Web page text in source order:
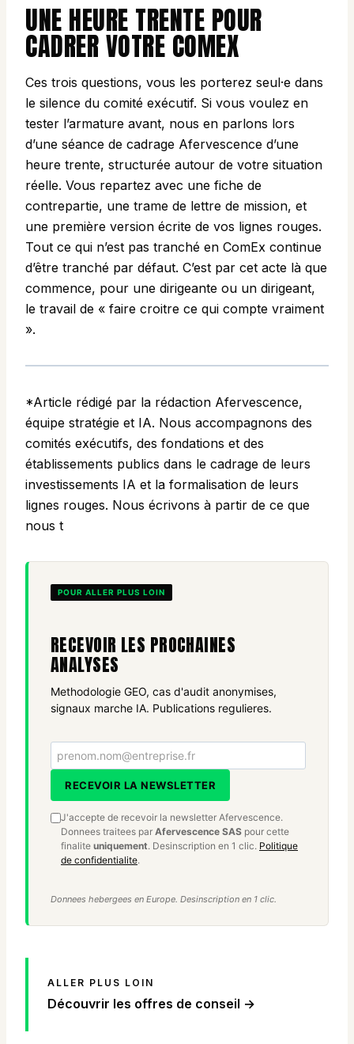
UNE HEURE TRENTE POUR
CADRER VOTRE COMEX
Ces trois questions, vous les porterez seul·e dans
le silence du comité exécutif. Si vous voulez en
tester l’armature avant, nous en parlons lors
d’une séance de cadrage Afervescence d’une
heure trente, structurée autour de votre situation
réelle. Vous repartez avec une fiche de
contrepartie, une trame de lettre de mission, et
une première version écrite de vos lignes rouges.
Tout ce qui n’est pas tranché en ComEx continue
d’être tranché par défaut. C’est par cet acte là que
commence, pour une dirigeante ou un dirigeant,
le travail de « faire croitre ce qui compte vraiment
».
*Article rédigé par la rédaction Afervescence,
équipe stratégie et IA. Nous accompagnons des
comités exécutifs, des fondations et des
établissements publics dans le cadrage de leurs
investissements IA et la formalisation de leurs
lignes rouges. Nous écrivons à partir de ce que
nous t
POUR ALLER PLUS LOIN
RECEVOIR LES PROCHAINES
ANALYSES
Methodologie GEO, cas d'audit anonymises,
signaux marche IA. Publications regulieres.
Votre email
RECEVOIR LA NEWSLETTER
J'accepte de recevoir la newsletter Afervescence.
Donnees traitees par Afervescence SAS pour cette
finalite uniquement. Desinscription en 1 clic. Politique
de confidentialite.
Donnees hebergees en Europe. Desinscription en 1 clic.
ALLER PLUS LOIN
Découvrir les offres de conseil →